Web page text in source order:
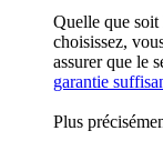
Quelle que soit
choisissez,
assurer que le
garantie
Plus